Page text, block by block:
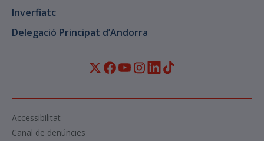
Inverfiatc
Delegació Principat d’Andorra
Canal de denúncies
Accessibilitat